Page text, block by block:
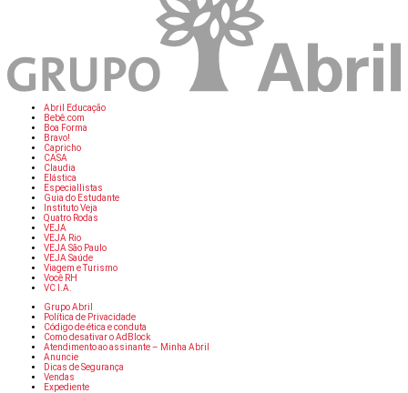
Abril Educação
Bebê.com
Boa Forma
Bravo!
Capricho
CASA
Claudia
Elástica
Especiallistas
Guia do Estudante
Instituto Veja
Quatro Rodas
VEJA
VEJA Rio
VEJA São Paulo
VEJA Saúde
Viagem e Turismo
Você RH
VC I.A.
Grupo Abril
Política de Privacidade
Código de ética e conduta
Como desativar o AdBlock
Atendimento ao assinante – Minha Abril
Anuncie
Dicas de Segurança
Vendas
Expediente